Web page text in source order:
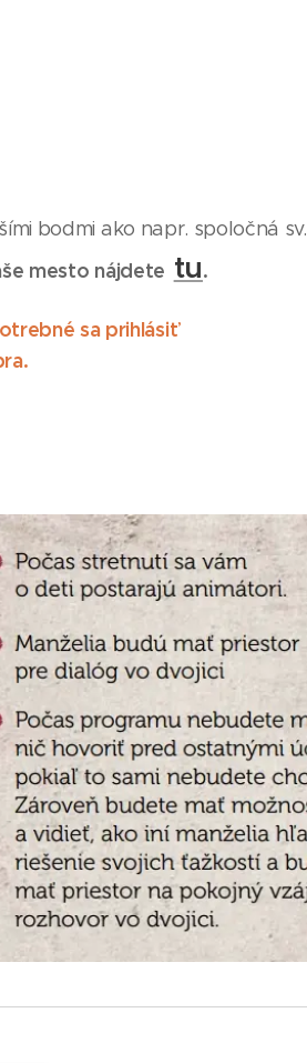
bodmi ako napr. spoločná sv.
mesto nájdete tu.
sa prihlásiť